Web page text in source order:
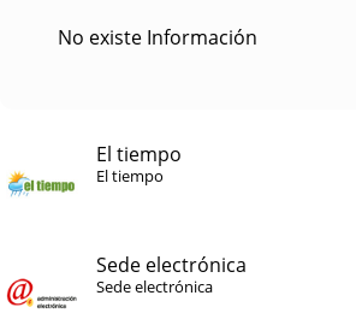
No existe Información
El tiempo
El tiempo
Sede electrónica
Sede electrónica